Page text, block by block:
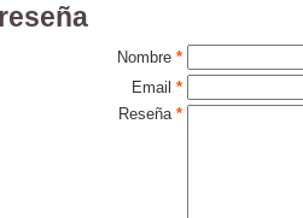
Nombre *
Email *
Reseña *